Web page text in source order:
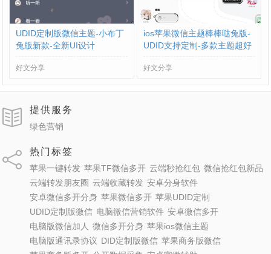
UDID定制版微信主题-小布丁
兔版新款-全新UI设计
好文分享
ios苹果微信主题棒棒哒兔版-
UDID支持定制-多款主题超好
好文分享
提供服务
绿色营销
热门标签
苹果一键转发 苹果TF微信多开 云端秒抢红包 微信抢红包新品
云端转发朋友圈 云端收藏转发 安卓分身软件
安卓微信多开分身 苹果微信多开 苹果UDID定制
UDID定制版微信 电脑微信营销软件 安卓微信多开
电脑版微信加人 微信多开分身 苹果ios微信主题
电脑版通讯录协议 DID定制版微信 苹果商务版微信